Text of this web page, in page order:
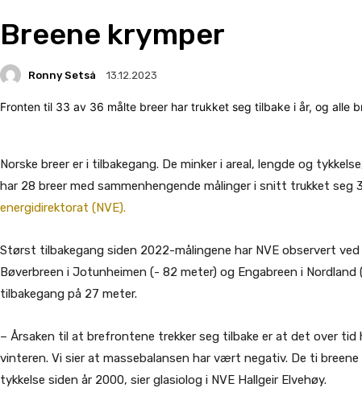
Breene krymper
Ronny Setså 13.12.2023
Fronten til 33 av 36 målte breer har trukket seg tilbake i år, og alle
Norske breer er i tilbakegang. De minker i areal, lengde og
har 28 breer med sammenhengende målinger i snitt trukket seg
energidirektorat (NVE).
Størst tilbakegang siden 2022-målingene har NVE observert
Bøverbreen i Jotunheimen (- 82 meter) og Engabreen i
tilbakegang på 27 meter.
– Årsaken til at brefrontene trekker seg tilbake er at det over
vinteren. Vi sier at massebalansen har vært negativ. De ti
tykkelse siden år 2000, sier glasiolog i NVE Hallgeir Elvehøy.